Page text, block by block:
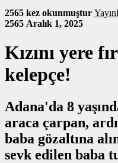
2565 kez okunmuştur
2565 Aralık 1, 2025
Kızını yere
kelepçe!
Adana'da 8
araca çarpan,
baba gözaltına
sevk edilen baba